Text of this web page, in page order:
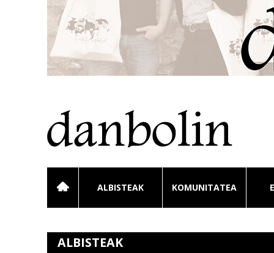
ALBISTEAK KOMUNITATEA
ALBISTEAK